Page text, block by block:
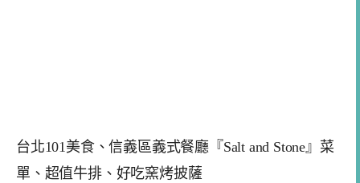
台北101美食、信義區義式餐廳『Salt and Stone』菜
單、超值牛排、好吃窯烤披薩